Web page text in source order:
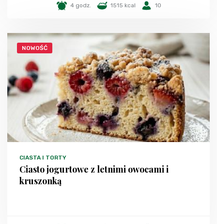
4 godz. 1515 kcal 10
NOWOŚĆ
CIASTA I TORTY
Ciasto jogurtowe z letnimi owocami i
kruszonką